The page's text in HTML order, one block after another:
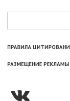
ПРАВИЛА
РАЗМЕЩЕНИЕ РЕКЛАМЫ